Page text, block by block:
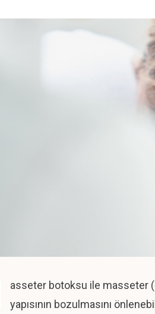
asseter botoksu ile masseter
yapısının bozulmasını